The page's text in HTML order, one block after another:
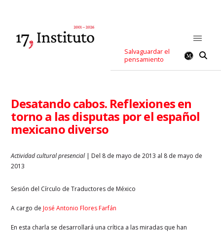
Salvaguardar el
pensamiento
Desatando cabos. Reflexiones en
torno a las disputas por el español
mexicano diverso
Actividad cultural presencial| Del 8 de mayo de 2013 al 8 de mayo de
2013
Sesión del Círculo de Traductores de México
A cargo deJosé Antonio Flores Farfán
En esta charla se desarrollará una crítica a las miradas que han